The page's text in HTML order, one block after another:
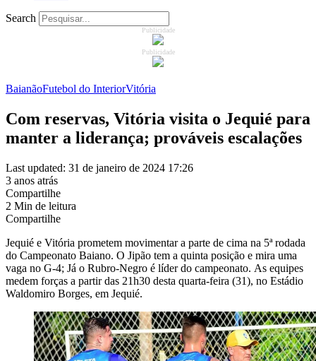
Search
Publicidade
Publicidade
BaianãoFutebol do InteriorVitória
Com reservas, Vitória visita o Jequié para
manter a liderança; prováveis escalações
Last updated: 31 de janeiro de 2024 17:26
3 anos atrás
Compartilhe
2 Min de leitura
Compartilhe
Jequié e Vitória prometem movimentar a parte de cima na 5ª rodada
do Campeonato Baiano. O Jipão tem a quinta posição e mira uma
vaga no G-4; Já o Rubro-Negro é líder do campeonato. As equipes
medem forças a partir das 21h30 desta quarta-feira (31), no Estádio
Waldomiro Borges, em Jequié.